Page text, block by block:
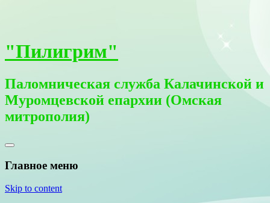
"Пилигрим"
Паломническая служба Калачинской и
Муромцевской епархии (Омская
митрополия)
Главное меню
Skip to content